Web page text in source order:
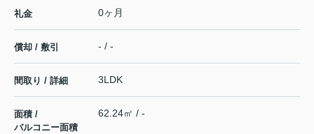
礼金 0ヶ月
償却 / 敷引 - / -
間取り / 詳細 3LDK
面積 /
バルコニー面積
62.24㎡ / -